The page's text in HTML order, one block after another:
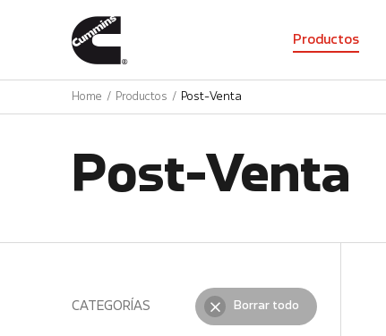
Productos
Home Productos Post-Venta
Post-Venta
CATEGORÍAS Borrar todo